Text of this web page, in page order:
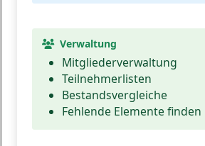
Verwaltung
Mitgliederverwaltung
Teilnehmerlisten
Bestandsvergleiche
Fehlende Elemente finden